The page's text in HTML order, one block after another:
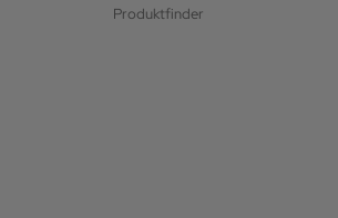
Produktfinder